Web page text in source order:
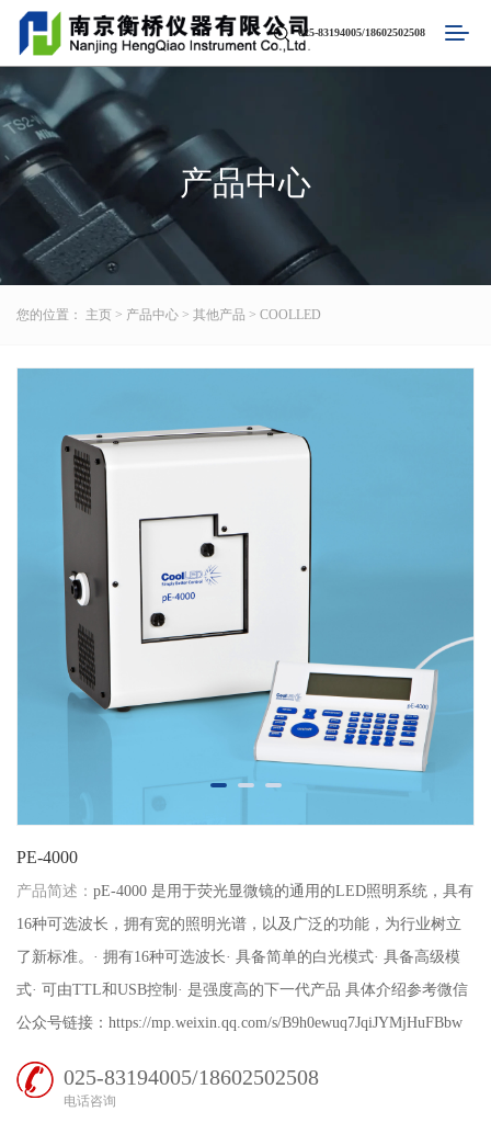
025-83194005/18602502508
产品中心
您的位置： 主页 > 产品中心 > 其他产品 > COOLLED
PE-4000
产品简述： pE-4000 是用于荧光显微镜的通用的LED照明系统，具有
16种可选波长，拥有宽的照明光谱，以及广泛的功能，为行业树立
了新标准。· 拥有16种可选波长· 具备简单的白光模式· 具备高级模
式· 可由TTL和USB控制· 是强度高的下一代产品 具体介绍参考微信
公众号链接：https://mp.weixin.qq.com/s/B9h0ewuq7JqiJYMjHuFBbw
025-83194005/18602502508
电话咨询